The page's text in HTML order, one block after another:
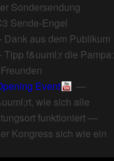
Sondersendung
Sende-Engel
Dank aus dem Publikum
Tipp f&uuml;r die Pampa:
Event
—
wie sich alle
funktioniert—
Kongress sich wie ein